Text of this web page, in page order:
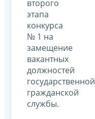
второго
этапа
конкурса
№ 1 на
замещение
вакантных
должностей
государственной
гражданской
службы.